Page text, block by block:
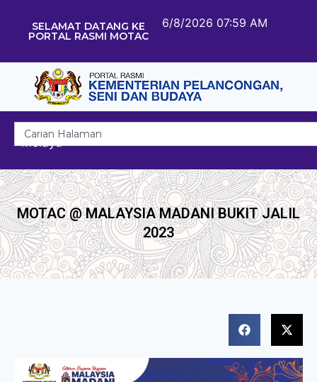
SELAMAT DATANG KE
PORTAL RASMI MOTAC
6/8/2026 07:59 AM
Melayu
MOTAC @ MALAYSIA MADANI BUKIT JALIL
2023